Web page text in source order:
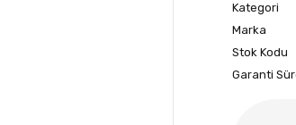
Kategori
Marka
Stok Kodu
Garanti